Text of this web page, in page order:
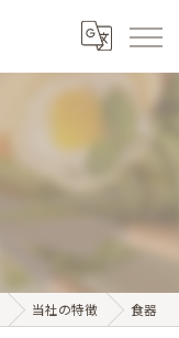
当社の特徴 食器